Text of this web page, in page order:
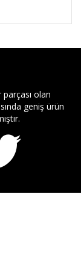
olan
geniş ürün